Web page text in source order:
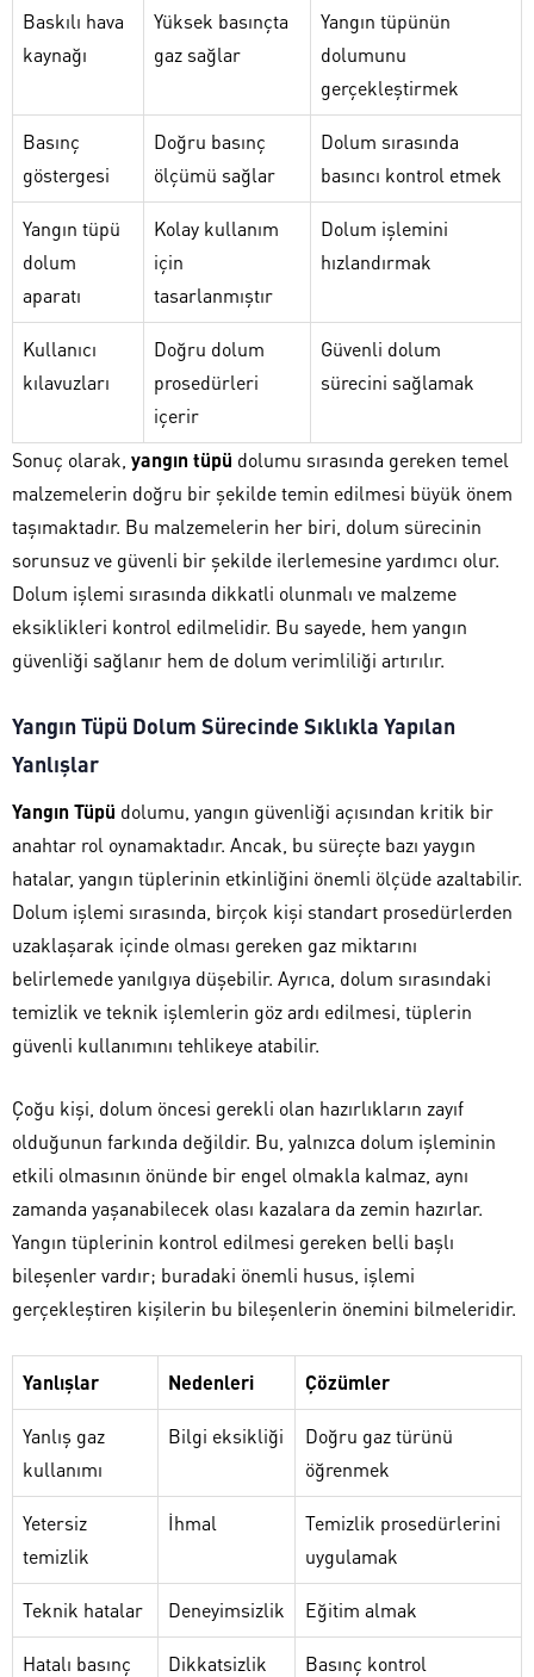
Baskılı hava
kaynağı
Yüksek basınçta
gaz sağlar
Yangın tüpünün
dolumunu
gerçekleştirmek
Basınç
göstergesi
Doğru basınç
ölçümü sağlar
Dolum sırasında
basıncı kontrol etmek
Yangın tüpü
dolum
aparatı
Kolay kullanım
için
tasarlanmıştır
Dolum işlemini
hızlandırmak
Kullanıcı
kılavuzları
Doğru dolum
prosedürleri
içerir
Güvenli dolum
sürecini sağlamak
Sonuç olarak, yangın tüpü dolumu sırasında gereken temel
malzemelerin doğru bir şekilde temin edilmesi büyük önem
taşımaktadır. Bu malzemelerin her biri, dolum sürecinin
sorunsuz ve güvenli bir şekilde ilerlemesine yardımcı olur.
Dolum işlemi sırasında dikkatli olunmalı ve malzeme
eksiklikleri kontrol edilmelidir. Bu sayede, hem yangın
güvenliği sağlanır hem de dolum verimliliği artırılır.
Yangın Tüpü Dolum Sürecinde Sıklıkla Yapılan
Yanlışlar
Yangın Tüpü dolumu, yangın güvenliği açısından kritik bir
anahtar rol oynamaktadır. Ancak, bu süreçte bazı yaygın
hatalar, yangın tüplerinin etkinliğini önemli ölçüde azaltabilir.
Dolum işlemi sırasında, birçok kişi standart prosedürlerden
uzaklaşarak içinde olması gereken gaz miktarını
belirlemede yanılgıya düşebilir. Ayrıca, dolum sırasındaki
temizlik ve teknik işlemlerin göz ardı edilmesi, tüplerin
güvenli kullanımını tehlikeye atabilir.
Çoğu kişi, dolum öncesi gerekli olan hazırlıkların zayıf
olduğunun farkında değildir. Bu, yalnızca dolum işleminin
etkili olmasının önünde bir engel olmakla kalmaz, aynı
zamanda yaşanabilecek olası kazalara da zemin hazırlar.
Yangın tüplerinin kontrol edilmesi gereken belli başlı
bileşenler vardır; buradaki önemli husus, işlemi
gerçekleştiren kişilerin bu bileşenlerin önemini bilmeleridir.
Yanlışlar Nedenleri Çözümler
Yanlış gaz
kullanımı
Bilgi eksikliği
Doğru gaz türünü
öğrenmek
Yetersiz
temizlik
İhmal
Temizlik prosedürlerini
uygulamak
Teknik hatalar Deneyimsizlik Eğitim almak
Hatalı basınç
Dikkatsizlik
Basınç kontrol